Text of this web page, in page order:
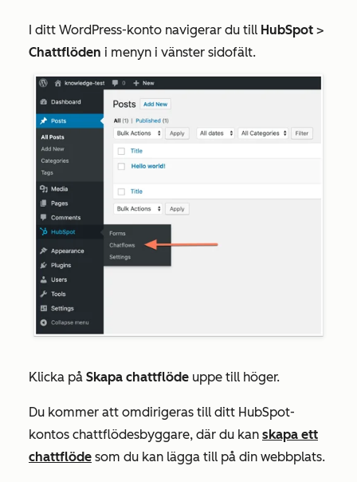
I ditt WordPress-konto navigerar du till HubSpot >
Chattflöden i menyn i vänster sidofält.
Klicka på Skapa chattflöde uppe till höger.
Du kommer att omdirigeras till ditt HubSpot-
kontos chattflödesbyggare, där du kan skapa ett
chattflöde som du kan lägga till på din webbplats.